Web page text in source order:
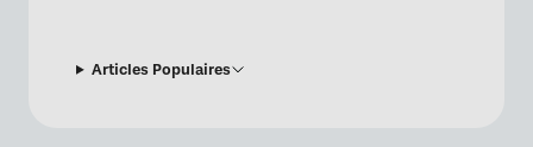
Articles Populaires